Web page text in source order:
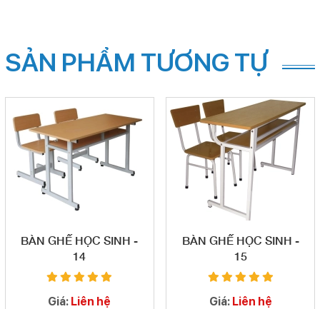
SẢN PHẨM TƯƠNG TỰ
BÀN GHẾ HỌC SINH -
14
Giá: Liên hệ
BÀN GHẾ HỌC SINH -
15
Giá: Liên hệ